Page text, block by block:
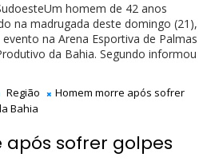
homem de 42 anos
na madrugada deste domingo (21),
na Arena Esportiva de Palmas
da Bahia. Segundo informou
Região
Homem morre após sofrer
Bahia
sofrer golpes